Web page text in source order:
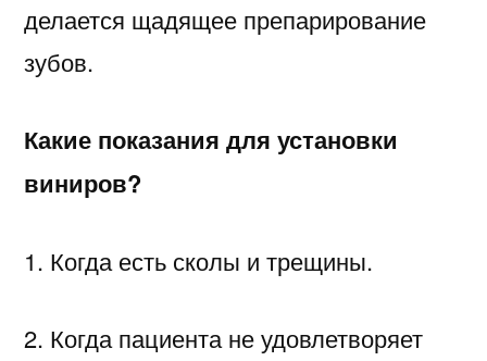
делается щадящее препарирование
зубов.
Какие показания для установки
виниров?
1. Когда есть сколы и трещины.
2. Когда пациента не удовлетворяет